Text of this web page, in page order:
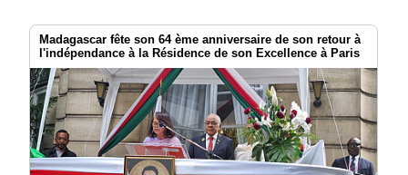
Madagascar fête son 64 ème anniversaire de son retour à
l'indépendance à la Résidence de son Excellence à Paris